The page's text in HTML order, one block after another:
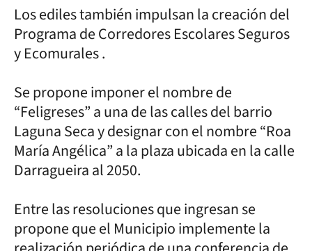
Los ediles también impulsan la creación del
Programa de Corredores Escolares Seguros
y Ecomurales .
Se propone imponer el nombre de
“Feligreses” a una de las calles del barrio
Laguna Seca y designar con el nombre “Roa
María Angélica” a la plaza ubicada en la calle
Darragueira al 2050.
Entre las resoluciones que ingresan se
propone que el Municipio implemente la